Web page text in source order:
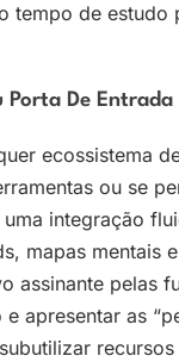
de
De Entrada
ecossistema
ou se
integração
mapas mentais
assinante pelas
apresentar as